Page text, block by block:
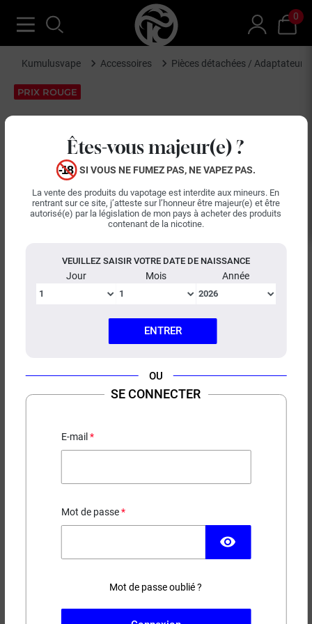
Êtes-vous majeur(e) ?
SI VOUS NE FUMEZ PAS, NE VAPEZ PAS.
La vente des produits du vapotage est interdite aux mineurs. En
rentrant sur ce site, j’atteste sur l’honneur être majeur(e) et être
autorisé(e) par la législation de mon pays à acheter des produits
contenant de la nicotine.
VEUILLEZ SAISIR VOTRE DATE DE NAISSANCE
Jour Mois Année
ENTRER
OU
SE CONNECTER
E-mail
Mot de passe
visibility
Mot de passe oublié ?
0
Kumulusvape Accessoires Pièces détachées / Adaptateurs
PRIX ROUGE
BT200 LOST VAPE
PRIX ROUGE
4,13 €
EN STOCK
Couleur